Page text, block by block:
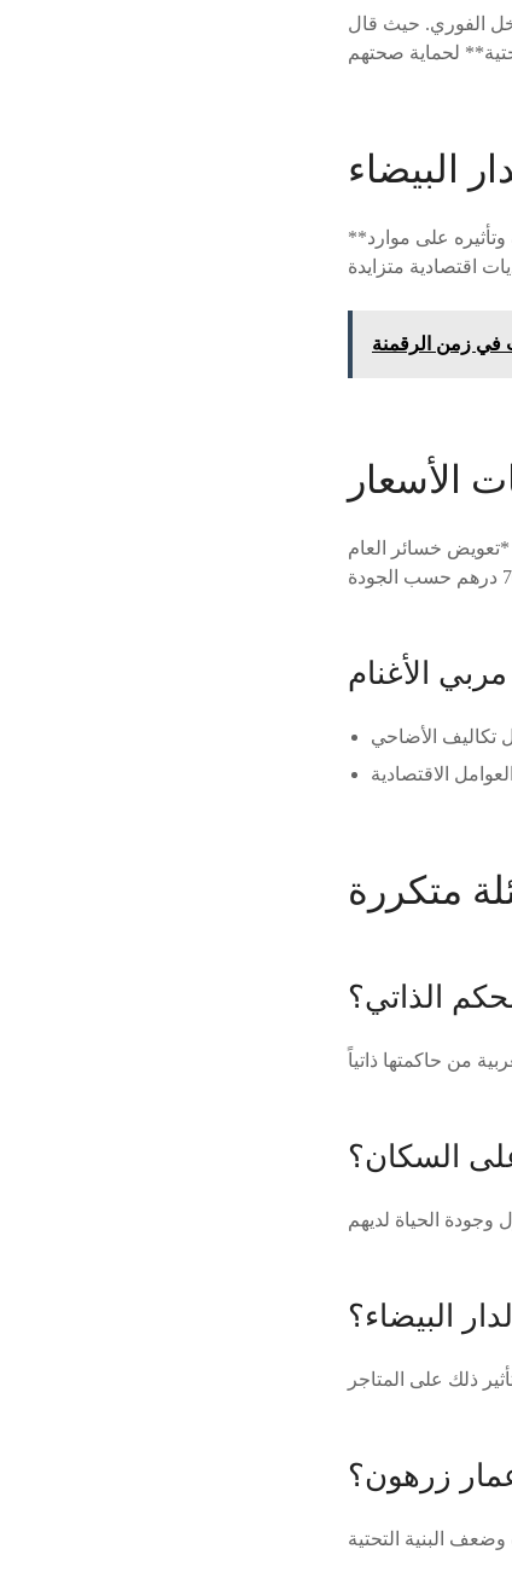
الفوري. حيث قال
البيضاء
**التجار** في الدار البيضاء قلقون من *مشروع إعادة الهيكلة* الذي يسبب مخاوف من نزع الملكية وتأثيره على موارد
في زمن الرقمنة
الأسعار
خسائر العام
الأغنام
الذاتي؟
السكان؟
البيضاء؟
زرهون؟